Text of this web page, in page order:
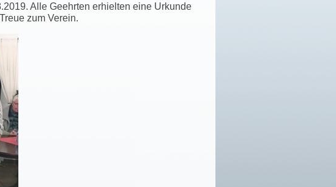
Alle Geehrten erhielten eine Urkunde
zum Verein.